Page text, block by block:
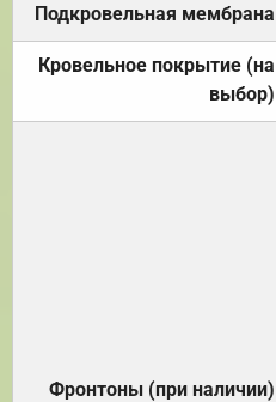
Подкровельная мембрана
Кровельное покрытие (на
выбор)
Фронтоны (при наличии)